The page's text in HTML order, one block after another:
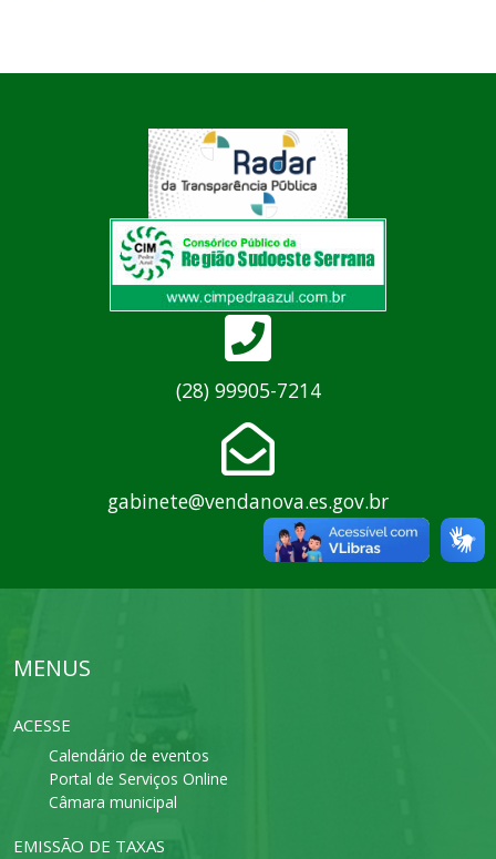
(28) 99905-7214
gabinete@vendanova.es.gov.br
MENUS
ACESSE
Calendário de eventos
Portal de Serviços Online
Câmara municipal
EMISSÃO DE TAXAS